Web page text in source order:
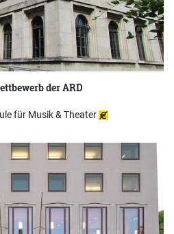
der ARD
für Musik & Theater